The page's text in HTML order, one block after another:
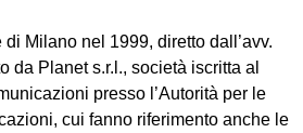
Milano nel 1999, diretto dall’avv.
da Planet s.r.l., società iscritta al
presso l’Autorità per le
cui fanno riferimento anche le